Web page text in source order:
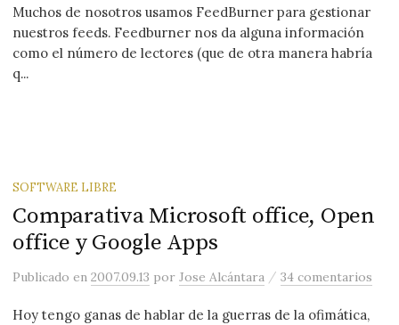
Muchos de nosotros usamos FeedBurner para gestionar
nuestros feeds. Feedburner nos da alguna información
como el número de lectores (que de otra manera habría
q...
SOFTWARE LIBRE
Comparativa Microsoft office, Open
office y Google Apps
Publicadoen2007.09.13 porJose Alcántara /34 comentarios
Hoy tengo ganas de hablar de la guerras de la ofimática,